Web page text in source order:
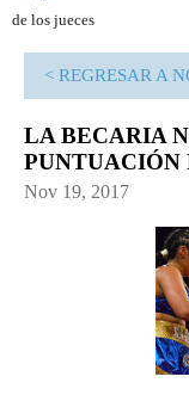
de los jueces
< REGRESAR A
LA BECARIA
PUNTUACIÓN
Nov 19, 2017